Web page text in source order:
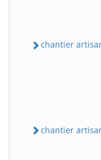
chantier artisan
chantier